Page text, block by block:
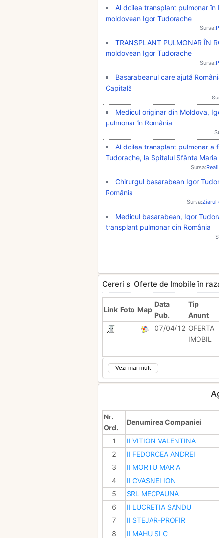
Al doilea transplant pulmonar
moldovean Igor Tudorache
Sursa:
TRANSPLANT PULMONAR ÎN
moldovean Igor Tudorache
Sursa:
Basarabeanul care ajută
Capitală
Medicul originar din Moldova,
pulmonar în România
Al doilea transplant pulmonar
Tudorache, la Spitalul Sfânta
Sursa:
Chirurgul basarabean Igor
România
Sursa:Ziarul
Medicul basarabean, Igor
transplant pulmonar din România
Cereri si Oferte de Imobile în
Link Foto Map
Data
Pub.
Tip
Anunt
07/04/12 OFERTA
IMOBIL
Vezi mai mult
Nr.
Ord.
Denumirea Companiei
1
II VITION VALENTINA
2
II FEDORCEA ANDREI
3
II MORTU MARIA
4
II CVASNEI ION
5
SRL MECPAUNA
6
II LUCRETIA SANDU
7
II STEJAR-PROFIR
8
II MAHU SI C